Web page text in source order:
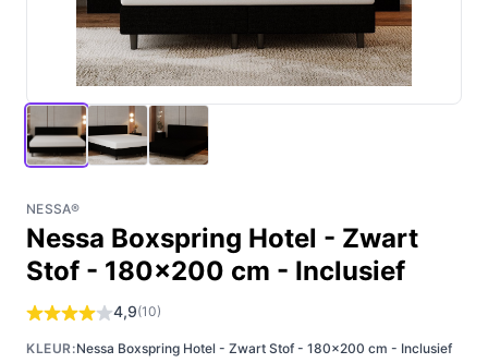
NESSA®
Nessa Boxspring Hotel - Zwart
Stof - 180x200 cm - Inclusief
4,9(10)
KLEUR:Nessa Boxspring Hotel - Zwart Stof - 180x200 cm - Inclusief